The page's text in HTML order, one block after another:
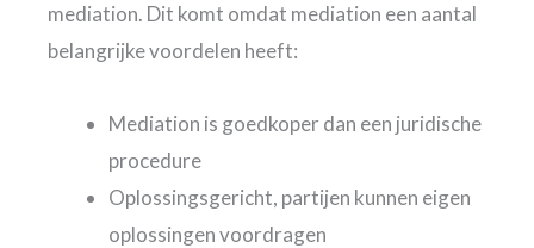
mediation. Dit komt omdat mediation een aantal
belangrijke voordelen heeft:
Mediation is goedkoper dan een juridische
procedure
Oplossingsgericht, partijen kunnen eigen
oplossingen voordragen